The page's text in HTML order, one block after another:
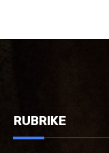
RUBRIKE